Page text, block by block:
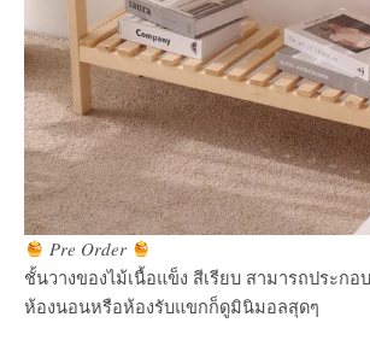
𝑃𝑟𝑒 𝑂𝑟𝑑𝑒𝑟
ชั้นวางของไม้เนื้อแข็ง สีเรียบ สามารถประกอบ
ห้องนอนหรือห้องรับแขกก็ดูมินิมอลสุดๆ